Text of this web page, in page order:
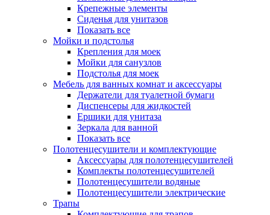
Крепежные элементы
Сиденья для унитазов
Показать все
Мойки и подстолья
Крепления для моек
Мойки для санузлов
Подстолья для моек
Мебель для ванных комнат и аксессуары
Держатели для туалетной бумаги
Диспенсеры для жидкостей
Ершики для унитаза
Зеркала для ванной
Показать все
Полотенцесушители и комплектующие
Аксессуары для полотенцесушителей
Комплекты полотенцесушителей
Полотенцесушители водяные
Полотенцесушители электрические
Трапы